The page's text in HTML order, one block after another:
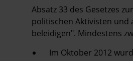
Absatz 33 des Gesetzes
politischen Aktivisten
beleidigen". Mindestens
Im Oktober 2012